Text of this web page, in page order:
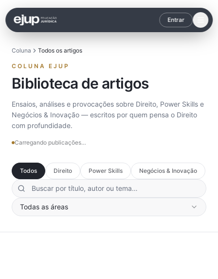
Entrar
Coluna Todos os artigos
COLUNA EJUP
Biblioteca de artigos
Ensaios, análises e provocações sobre Direito, Power Skills e
Negócios & Inovação — escritos por quem pensa o Direito
com profundidade.
Carregando publicações…
Todos Direito Power Skills Negócios & Inovação
Todas as áreas